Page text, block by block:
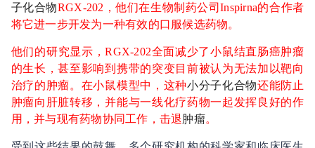
子化合物RGX-202，他们在生物制药公司Inspirna的合作者
将它进一步开发为一种有效的口服候选药物。
他们的研究显示，RGX-202全面减少了小鼠结直肠癌肿瘤
的生长，甚至影响到携带的突变目前被认为无法加以靶向
治疗的肿瘤。在小鼠模型中，这种小分子化合物还能防止
肿瘤向肝脏转移，并能与一线化疗药物一起发挥良好的作
用，并与现有药物协同工作，击退 肿瘤。